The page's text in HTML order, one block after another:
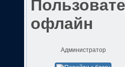
Администратор